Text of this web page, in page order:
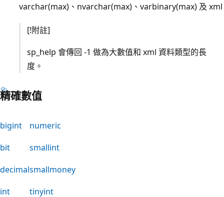
varchar(max)、nvarchar(max)、varbinary(max) 及 xml
[!附註]
sp_help 會傳回 -1 做為大數值和 xml 資料類型的長
度。
精確數值
bigint
numeric
bit
smallint
decimalsmallmoney
int
tinyint